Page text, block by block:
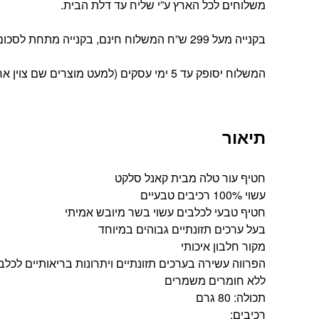
משלוחים לכל הארץ ע”י שליח עד דלת הבית.
בקנייה מעל 299 ש”ח המשלוח חינם, בקנייה מתחת לסכום זה עלות המשלוח הינה 39 ש”ח
המשלוח יסופק עד 5 ימי עסקים (למעט מוצרים שם צוין אחרת).
תיאור
חטיף עור טלה מבית קאנל סלקט
עשוי 100% רכיבים טבעיים
חטיף טבעי לכלבים עשוי בשר מיובש אמיתי
בעל ערכים תזונתיים גבוהים במיוחד
מקור חלבון איכותי
הפרווה עשירה בערכים תזונתיים ויתרונות בריאותיים
ללא חומרים משמרים
תכולה: 80 גרם
רכיבים: